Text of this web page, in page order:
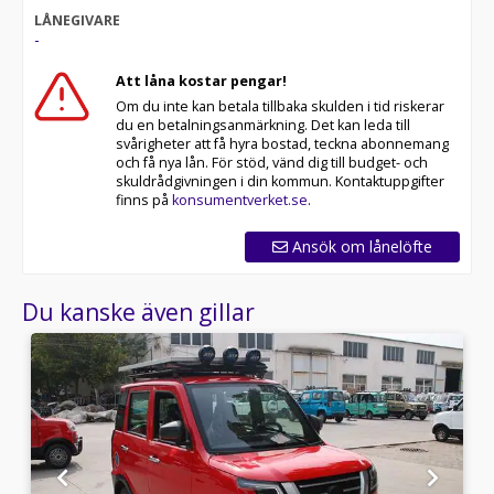
LÅNEGIVARE
-
Att låna kostar pengar!
Om du inte kan betala tillbaka skulden i tid riskerar
du en betalningsanmärkning. Det kan leda till
svårigheter att få hyra bostad, teckna abonnemang
och få nya lån. För stöd, vänd dig till budget- och
skuldrådgivningen i din kommun. Kontaktuppgifter
finns på konsumentverket.se.
Ansök om lånelöfte
Du kanske även gillar